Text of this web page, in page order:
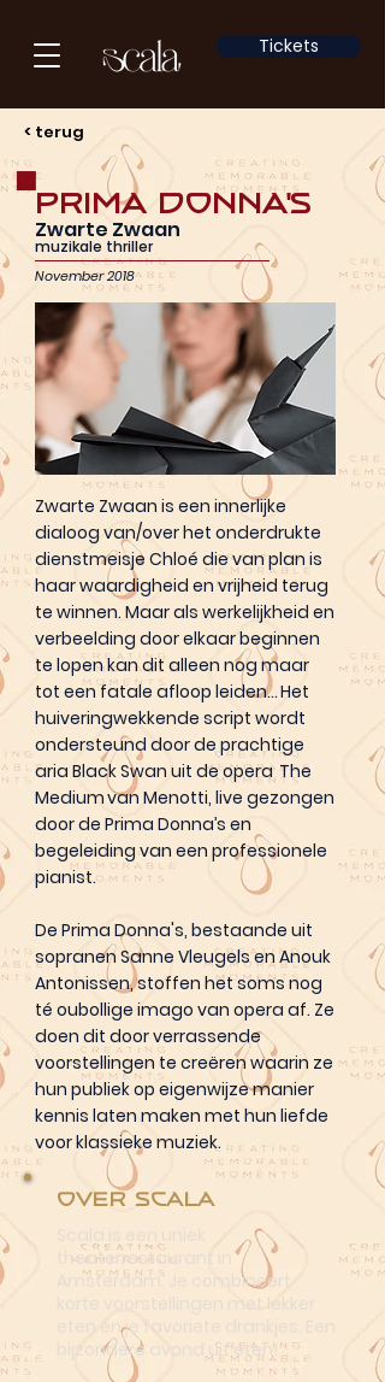
Tickets
< terug
Prima Donna's
Zwarte Zwaan
muzikale thriller
November 2018
Zwarte Zwaan is een innerlijke
dialoog van/over het onderdrukte
dienstmeisje Chloé die van plan is
haar waardigheid en vrijheid terug
te winnen. Maar als werkelijkheid en
verbeelding door elkaar beginnen
te lopen kan dit alleen nog maar
tot een fatale afloop leiden… Het
huiveringwekkende script wordt
ondersteund door de prachtige
aria Black Swan uit de opera The
Medium van Menotti, live gezongen
door de Prima Donna’s en
begeleiding van een professionele
pianist.
De Prima Donna's, bestaande uit
sopranen Sanne Vleugels en Anouk
Antonissen, stoffen het soms nog
té oubollige imago van opera af. Ze
doen dit door verrassende
voorstellingen te creëren waarin ze
hun publiek op eigenwijze manier
kennis laten maken met hun liefde
voor klassieke muziek.
Over Scala
Scala is een uniek
theaterrestaurant in
Amsterdam. Je combineert
korte voorstellingen met lekker
eten én je favoriete drankjes. Een
bijzondere avond uit eten!